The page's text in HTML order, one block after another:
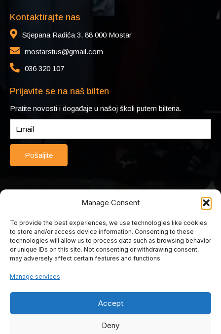
Manage Consent
To provide the best experiences, we use technologies like cookies
to store and/or access device information. Consenting to these
technologies will allow us to process data such as browsing behavior
or unique IDs on this site. Not consenting or withdrawing consent,
may adversely affect certain features and functions.
Manage services
Accept
Deny
Kontaktirajte nas
Stjepana Radića 3, 88 000 Mostar
mostarstus@gmail.com
036 320 107
Prijavite se na naš bilten
Pratite novosti i događaje u našoj školi putem biltena.
Pošaljite
© 2025 Srednja turističko-ugostiteljska škola Mostar. Sva prava
pridržana. Web by Rimac web studio.
Srednja turističko
ugostiteljska škola
Mostar